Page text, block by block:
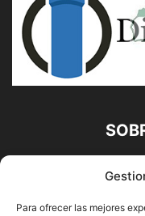
Para ofrecer las mejores
Diario Alhaurín
Francisco E.
Alhaurín de